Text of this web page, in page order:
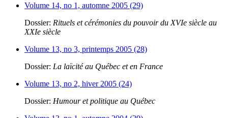
Volume 14, no 1, automne 2005 (29)
Dossier: Rituels et cérémonies du pouvoir du XVIe siècle au
XXIe siècle
Volume 13, no 3, printemps 2005 (28)
Dossier: La laïcité au Québec et en France
Volume 13, no 2, hiver 2005 (24)
Dossier: Humour et politique au Québec